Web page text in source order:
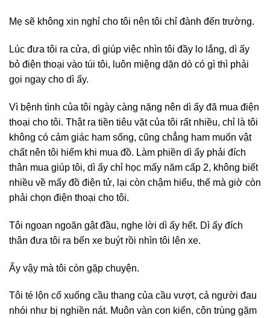
Mẹ sẽ không xin nghỉ cho tôi nên tôi chỉ đành đến trường.
Lúc đưa tôi ra cửa, dì giúp việc nhìn tôi đầy lo lắng, dì ấy
bỏ điện thoại vào túi tôi, luôn miệng dặn dò có gì thì phải
gọi ngay cho dì ấy.
Vì bệnh tình của tôi ngày càng nặng nên dì ấy đã mua điện
thoại cho tôi. Thật ra tiền tiêu vặt của tôi rất nhiều, chỉ là tôi
không có cảm giác ham sống, cũng chẳng ham muốn vật
chất nên tôi hiếm khi mua đồ. Làm phiền dì ấy phải đích
thân mua giúp tôi, dì ấy chỉ học mấy năm cấp 2, không biết
nhiều về mấy đồ điện tử, lại còn chậm hiểu, thế mà giờ còn
phải chọn điện thoại cho tôi.
Tôi ngoan ngoãn gật đầu, nghe lời dì ấy hết. Dì ấy đích
thân đưa tôi ra bến xe buýt rồi nhìn tôi lên xe.
Ấy vậy mà tôi còn gặp chuyện.
Tôi té lộn cổ xuống cầu thang của cầu vượt, cả người đau
nhói như bị nghiền nát. Muôn vàn con kiến, côn trùng gặm